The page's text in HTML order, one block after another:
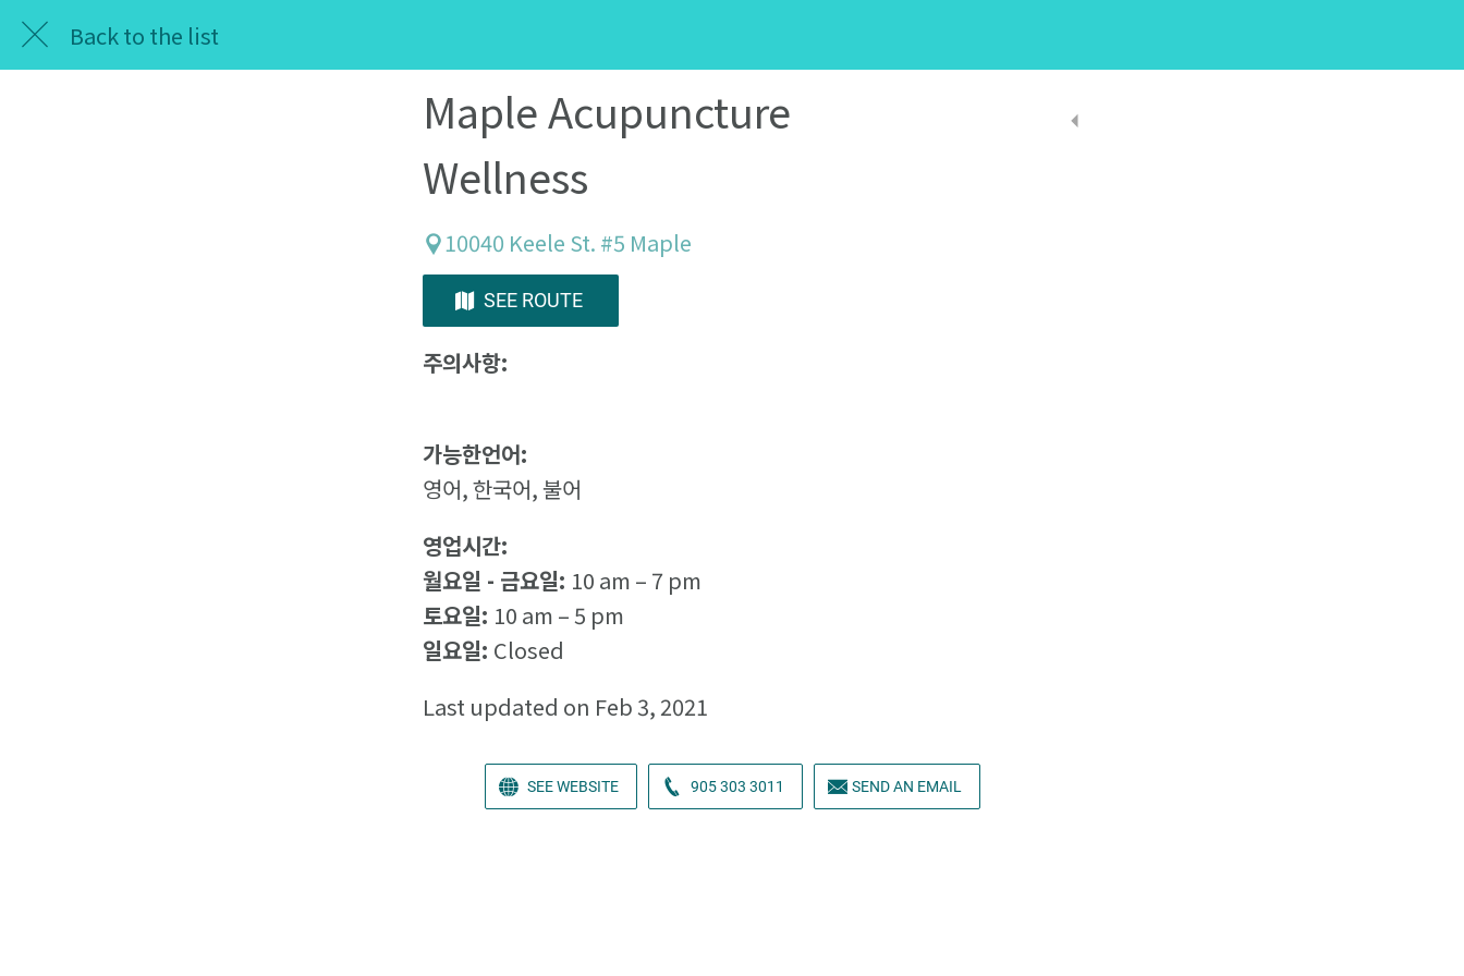
Back to the list
Maple Acupuncture
Wellness
10040 Keele St. #5 Maple
SEE ROUTE
주의사항:
가능한언어:
영어, 한국어, 불어
영업시간:
월요일 - 금요일: 10 am – 7 pm
토요일: 10 am – 5 pm
일요일: Closed
Last updated on Feb 3, 2021
SEE WEBSITE 905 303 3011 SEND AN EMAIL